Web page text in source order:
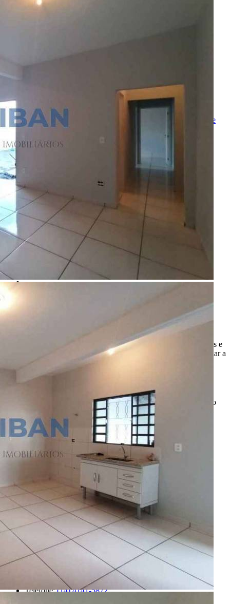
E-mail do amigo
Mensagem
Ao ENVIAR você concorda com os
Política de
Privacidade
Enviar Indicação
Características
Referência: CA00811
2 Quartos
1 Banheiro
2 Vagas
100.00 m²
Ligamos para você!
Descrição
Ótima oportunidade, casa com dois dorm, vaga para dois veículos e
com terreno murado com cerca elétrica ao lado pronto para ampliar a
casa ou construir ponto comercial.
R$ 250.000,00
*Valor sujeito à variações.ENTRE EM CONTATO
com o
Código:481160
Referência do Anunciante:
CA00811
Última atualização: 08/08/2026 00:45
Anunciante
Liban - Negócios Imobiliários
33006-J
Site:
https://www.liban.imb.br/index.php/
Endereço:
Rua Alfredo Fontão, 6-33 - Bauru/SP
Telefone:(14) 4141-5872